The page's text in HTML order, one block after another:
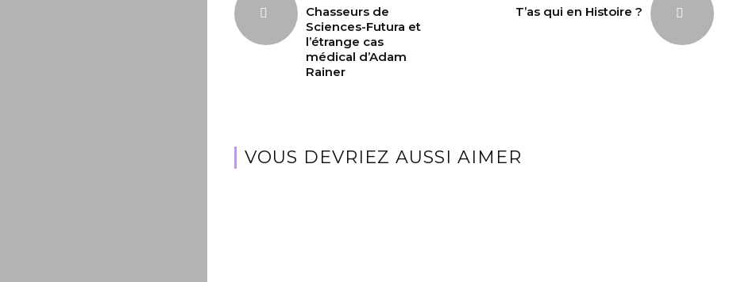
Chasseurs de
Sciences-Futura et
l’étrange cas
médical d’Adam
Rainer
T’as qui en Histoire ?
VOUS DEVRIEZ AUSSI AIMER